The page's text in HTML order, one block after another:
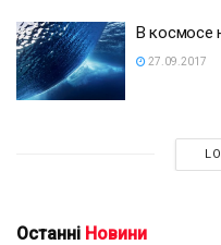
В космосе
27.09.2017
Останні Новини